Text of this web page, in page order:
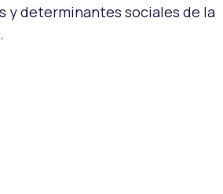
y determinantes sociales de la